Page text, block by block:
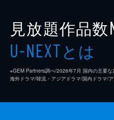
見放題作品数
U-NEXTとは
※GEM Partners調べ/2026年7⽉ 国内の主要
海外ドラマ/韓流・アジアドラマ/国内ドラマ/